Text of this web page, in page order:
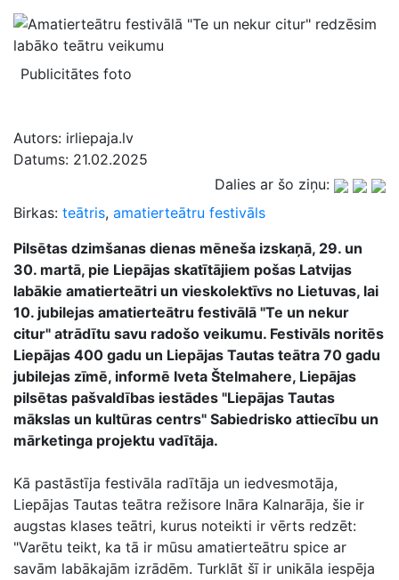
Publicitātes foto
Autors: irliepaja.lv
Datums: 21.02.2025
Dalies ar šo ziņu:
Birkas: teātris, amatierteātru festivāls
Pilsētas dzimšanas dienas mēneša izskaņā, 29. un
30. martā, pie Liepājas skatītājiem pošas Latvijas
labākie amatierteātri un vieskolektīvs no Lietuvas, lai
10. jubilejas amatierteātru festivālā "Te un nekur
citur" atrādītu savu radošo veikumu. Festivāls noritēs
Liepājas 400 gadu un Liepājas Tautas teātra 70 gadu
jubilejas zīmē, informē Iveta Štelmahere, Liepājas
pilsētas pašvaldības iestādes "Liepājas Tautas
mākslas un kultūras centrs" Sabiedrisko attiecību un
mārketinga projektu vadītāja.
Kā pastāstīja festivāla radītāja un iedvesmotāja,
Liepājas Tautas teātra režisore Ināra Kalnarāja, šie ir
augstas klases teātri, kurus noteikti ir vērts redzēt:
"Varētu teikt, ka tā ir mūsu amatierteātru spice ar
savām labākajām izrādēm. Turklāt šī ir unikāla iespēja